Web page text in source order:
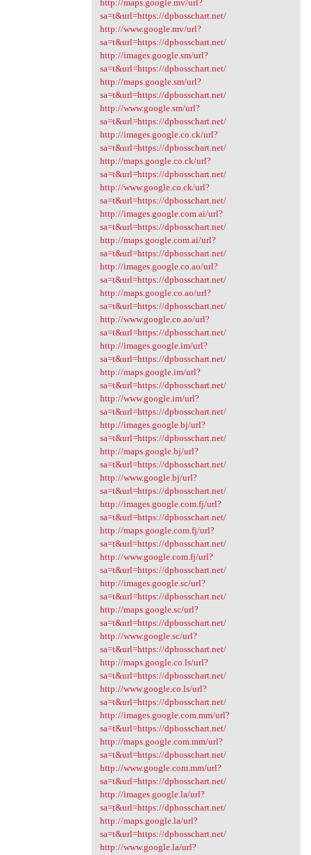
http://maps.google.mv/url?
sa=t&url=https://dpbosschart.net/
http://www.google.mv/url?
sa=t&url=https://dpbosschart.net/
http://images.google.sm/url?
sa=t&url=https://dpbosschart.net/
http://maps.google.sm/url?
sa=t&url=https://dpbosschart.net/
http://www.google.sm/url?
sa=t&url=https://dpbosschart.net/
http://images.google.co.ck/url?
sa=t&url=https://dpbosschart.net/
http://maps.google.co.ck/url?
sa=t&url=https://dpbosschart.net/
http://www.google.co.ck/url?
sa=t&url=https://dpbosschart.net/
http://images.google.com.ai/url?
sa=t&url=https://dpbosschart.net/
http://maps.google.com.ai/url?
sa=t&url=https://dpbosschart.net/
http://images.google.co.ao/url?
sa=t&url=https://dpbosschart.net/
http://maps.google.co.ao/url?
sa=t&url=https://dpbosschart.net/
http://www.google.co.ao/url?
sa=t&url=https://dpbosschart.net/
http://images.google.im/url?
sa=t&url=https://dpbosschart.net/
http://maps.google.im/url?
sa=t&url=https://dpbosschart.net/
http://www.google.im/url?
sa=t&url=https://dpbosschart.net/
http://images.google.bj/url?
sa=t&url=https://dpbosschart.net/
http://maps.google.bj/url?
sa=t&url=https://dpbosschart.net/
http://www.google.bj/url?
sa=t&url=https://dpbosschart.net/
http://images.google.com.fj/url?
sa=t&url=https://dpbosschart.net/
http://maps.google.com.fj/url?
sa=t&url=https://dpbosschart.net/
http://www.google.com.fj/url?
sa=t&url=https://dpbosschart.net/
http://images.google.sc/url?
sa=t&url=https://dpbosschart.net/
http://maps.google.sc/url?
sa=t&url=https://dpbosschart.net/
http://www.google.sc/url?
sa=t&url=https://dpbosschart.net/
http://maps.google.co.ls/url?
sa=t&url=https://dpbosschart.net/
http://www.google.co.ls/url?
sa=t&url=https://dpbosschart.net/
http://images.google.com.mm/url?
sa=t&url=https://dpbosschart.net/
http://maps.google.com.mm/url?
sa=t&url=https://dpbosschart.net/
http://www.google.com.mm/url?
sa=t&url=https://dpbosschart.net/
http://images.google.la/url?
sa=t&url=https://dpbosschart.net/
http://maps.google.la/url?
sa=t&url=https://dpbosschart.net/
http://www.google.la/url?